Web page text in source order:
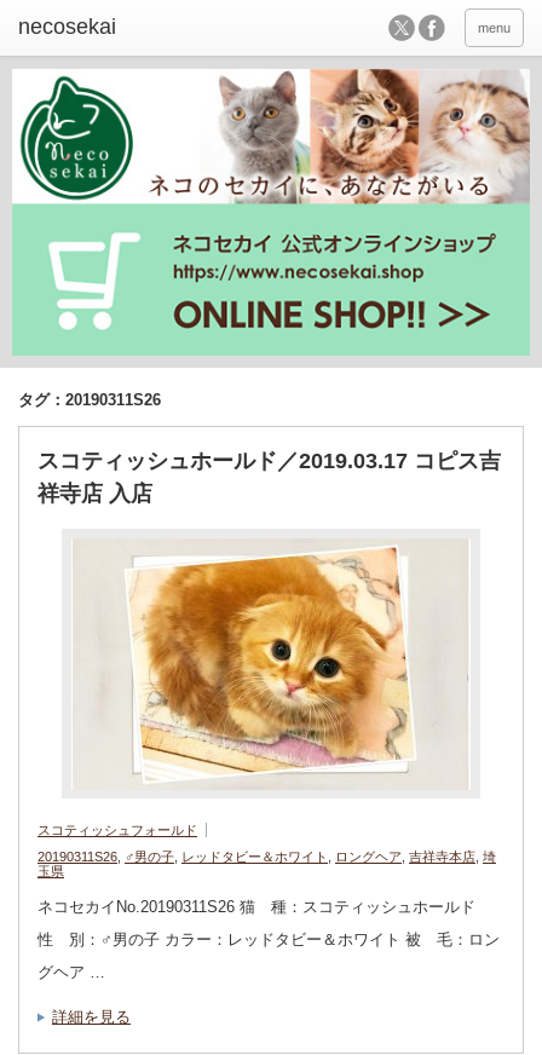
menu
タグ：20190311S26
スコティッシュホールド／2019.03.17 コピス吉
祥寺店 入店
スコティッシュフォールド
20190311S26
♂男の子 レッドタビー＆ホワイト ロングヘア 吉祥寺本店 埼
玉県
ネコセカイNo.20190311S26 猫 種：スコティッシュホールド
性 別：♂男の子 カラー：レッドタビー＆ホワイト 被 毛：ロン
グヘア …
詳細を見る